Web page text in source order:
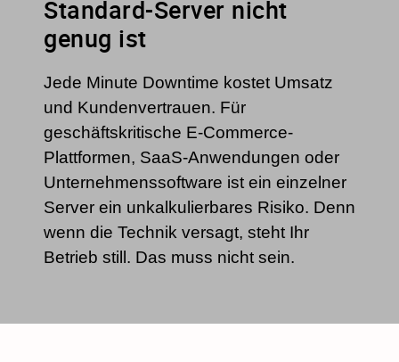
Standard-Server nicht
genug ist
Jede Minute Downtime kostet Umsatz
und Kundenvertrauen. Für
geschäftskritische E-Commerce-
Plattformen, SaaS-Anwendungen oder
Unternehmenssoftware ist ein einzelner
Server ein unkalkulierbares Risiko. Denn
wenn die Technik versagt, steht Ihr
Betrieb still. Das muss nicht sein.